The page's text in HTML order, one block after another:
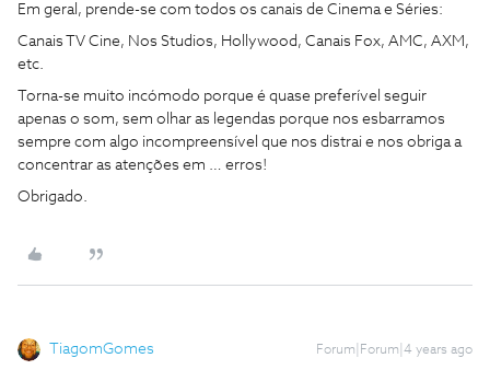
Em geral, prende-se com todos os canais de Cinema e Séries:
Canais TV Cine, Nos Studios, Hollywood, Canais Fox, AMC, AXM,
etc.
Torna-se muito incómodo porque é quase preferível seguir
apenas o som, sem olhar as legendas porque nos esbarramos
sempre com algo incompreensível que nos distrai e nos obriga a
concentrar as atenções em … erros!
Obrigado.
TiagomGomes Forum|Forum|4 years ago